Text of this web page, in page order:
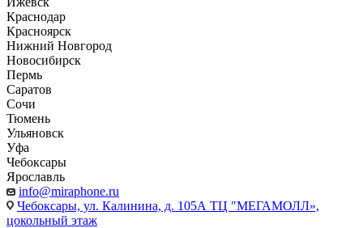
Краснодар
Красноярск
Нижний Новгород
Новосибирск
Пермь
Саратов
Сочи
Тюмень
Ульяновск
Уфа
Чебоксары
Ярославль
info@miraphone.ru
Чебоксары, ул. Калинина, д. 105А ТЦ "МЕГАМОЛЛ»,
цокольный этаж